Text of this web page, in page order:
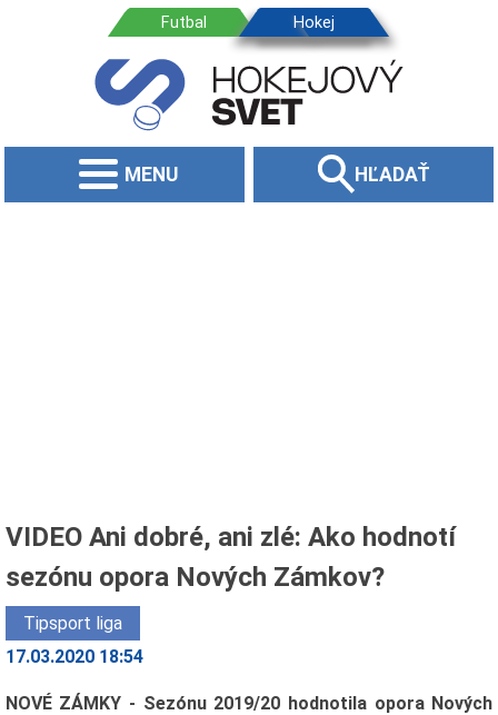
MENU HĽADAŤ
VIDEO Ani dobré, ani zlé: Ako hodnotí
sezónu opora Nových Zámkov?
Tipsport liga
17.03.2020 18:54
NOVÉ ZÁMKY - Sezónu 2019/20 hodnotila opora Nových